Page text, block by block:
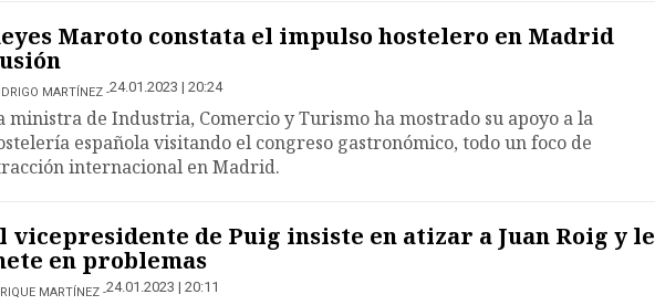
Maroto constata el impulso hostelero en Madrid
MARTÍNEZ 24.01.2023 | 20:24
ministra de Industria, Comercio y Turismo ha mostrado su apoyo a la
española visitando el congreso gastronómico, todo un foco de
internacional en Madrid.
vicepresidente de Puig insiste en atizar a Juan Roig y le
en problemas
MARTÍNEZ 24.01.2023 | 20:11